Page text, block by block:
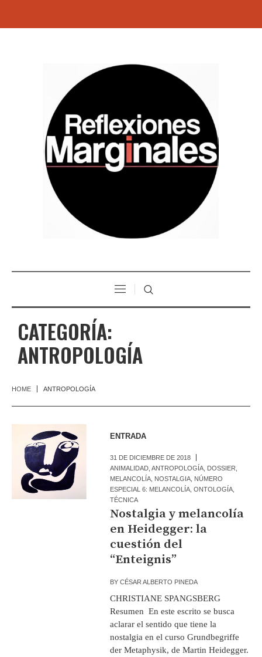
CATEGORÍA:
ANTROPOLOGÍA
HOME ANTROPOLOGÍA
ENTRADA
31 DE DICIEMBRE DE 2018
ANIMALIDAD ,ANTROPOLOGÍA DOSSIER
MELANCOLÍA NOSTALGIA NÚMERO
ESPECIAL 6: MELANCOLÍA ,ONTOLOGÍA
TÉCNICA
Nostalgia y melancolía
en Heidegger: la
cuestión del
“Enteignis”
BYCÉSAR ALBERTO PINEDA
CHRISTIANE SPANGSBERG
Resumen En este escrito se busca
aclarar el sentido que tiene la
nostalgia en el curso Grundbegriffe
der Metaphysik, de Martin Heidegger.